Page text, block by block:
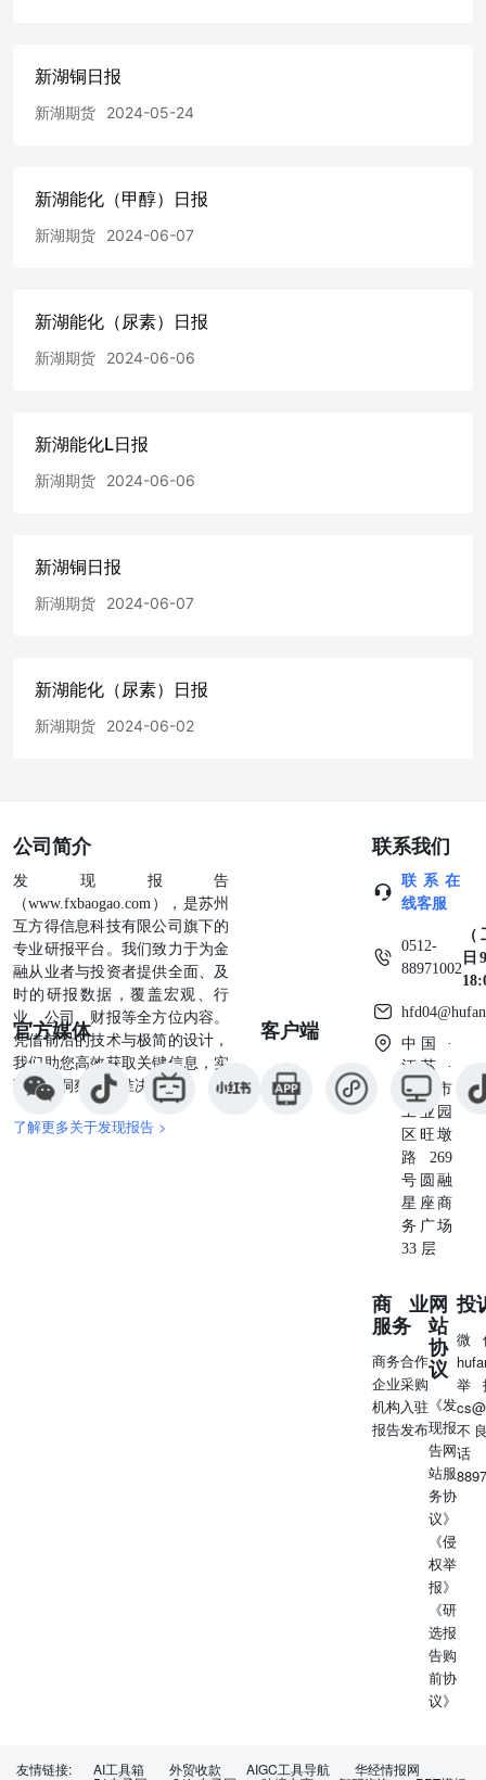
新湖铜日报
新湖期货 2024-05-24
新湖能化（甲醇）日报
新湖期货 2024-06-07
新湖能化（尿素）日报
新湖期货 2024-06-06
新湖能化L日报
新湖期货 2024-06-06
新湖铜日报
新湖期货 2024-06-07
新湖能化（尿素）日报
新湖期货 2024-06-02
公司简介
发现报告
（www.fxbaogao.com），是苏州
互方得信息科技有限公司旗下的
专业研报平台。我们致力于为金
融从业者与投资者提供全面、及
时的研报数据，覆盖宏观、行
业、公司、财报等全方位内容。
凭借前沿的技术与极简的设计，
我们助您高效获取关键信息，实
现深度洞察与精准决策。
了解更多关于发现报告 >
官方媒体 客户端
联系我们
联系在
线客服
0512-
88971002
日
中国 ·
江苏 ·
苏州市
工业园
区旺墩
路269
号圆融
星座商
务广场
33 层
商业
服务
商务合作
企业采购
机构入驻
报告发布
网
站
协
议
《发
现报
告网
站服
务协
议》
《侵
权举
报》
《研
选报
告购
前协
议》
投
微
举
不
友情链接: AI工具箱 外贸收款 AIGC工具导航 华经情报网